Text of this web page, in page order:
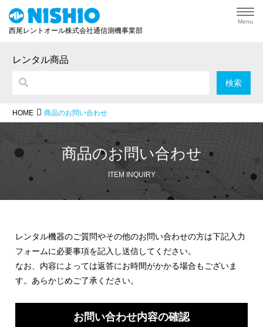
西尾レントオール株式会社通信測機事業部
Menu
レンタル商品
商品のお問い合わせ
HOME
商品のお問い合わせ
ITEM INQUIRY
レンタル機器のご質問やその他のお問い合わせの方は下記入力
フォームに必要事項を記入し送信してください。
なお、内容によっては返答にお時間がかかる場合もございま
す。あらかじめご了承ください。
お問い合わせ内容の確認